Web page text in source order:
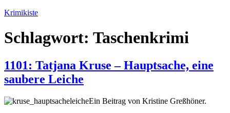
Zum
springen
Krimikiste
Schlagwort: Taschenkrimi
1101: Tatjana Kruse – Hauptsache, eine
saubere Leiche
Ein Beitrag von Kristine Greßhöner.